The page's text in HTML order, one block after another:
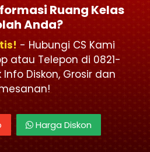
Ruang Kelas
Anda?
- Hubungi CS Kami
atau Telepon di 0821-
Info Diskon, Grosir dan
Harga Diskon